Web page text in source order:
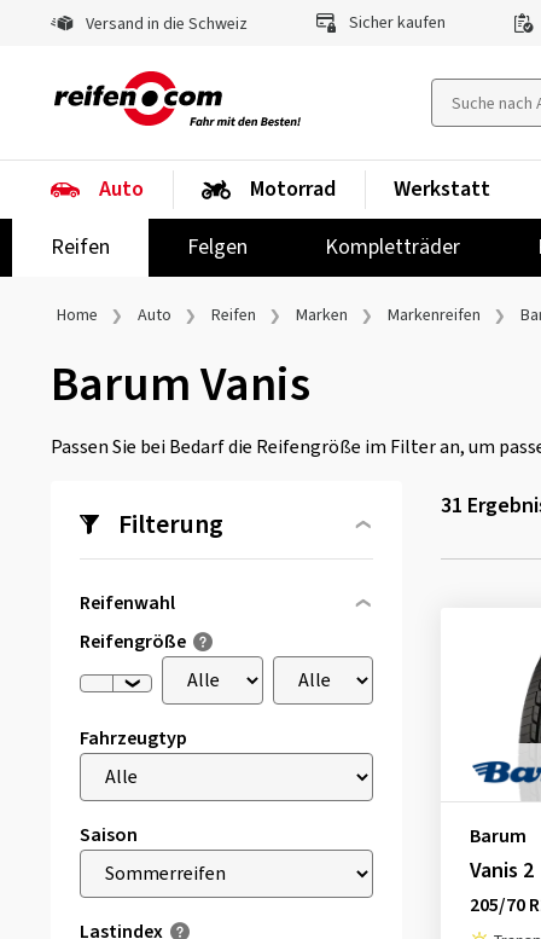
Versand in die Schweiz Sicher kaufen
Auto
Reifen
Felgen Kompletträder
Motorrad Werkstatt
Home Auto Reifen Marken Markenreifen
Barum Vanis
Passen Sie bei Bedarf die Reifengröße im Filter an, um
Filterung
Reifenwahl
Reifengröße
Fahrzeugtyp
Saison
Lastindex
31
Barum
Vanis 2
205/70